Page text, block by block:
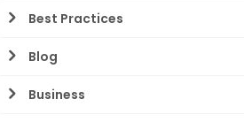
Best Practices
Blog
Business